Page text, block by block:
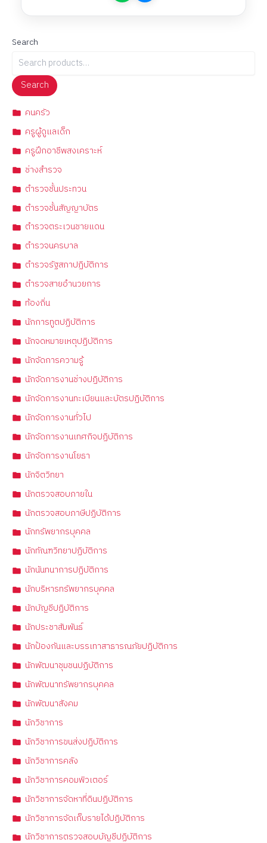
Search
Search
คนครัว
ครูผู้ดูแลเด็ก
ครูฝึกอาชีพสงเคราะห์
ช่างสำรวจ
ตำรวจชั้นประทวน
ตำรวจชั้นสัญญาบัตร
ตำรวจตระเวนชายแดน
ตำรวจนครบาล
ตำรวจรัฐสภาปฏิบัติการ
ตำรวจสายอำนวยการ
ท้องถิ่น
นักการทูตปฏิบัติการ
นักจดหมายเหตุปฏิบัติการ
นักจัดการความรู้
นักจัดการงานช่างปฏิบัติการ
นักจัดการงานทะเบียนและบัตรปฏิบัติการ
นักจัดการงานทั่วไป
นักจัดการงานเทศกิจปฏิบัติการ
นักจัดการงานโยธา
นักจิตวิทยา
นักตรวจสอบภายใน
นักตรวจสอบภาษีปฏิบัติการ
นักทรัพยากรบุคคล
นักทัณฑวิทยาปฏิบัติการ
นักนันทนาการปฏิบัติการ
นักบริหารทรัพยากรบุคคล
นักบัญชีปฏิบัติการ
นักประชาสัมพันธ์
นักป้องกันและบรรเทาสาธารณภัยปฏิบัติการ
นักพัฒนาชุมชนปฏิบัติการ
นักพัฒนาทรัพยากรบุคคล
นักพัฒนาสังคม
นักวิชาการ
นักวิชาการขนส่งปฏิบัติการ
นักวิชาการคลัง
นักวิชาการคอมพิวเตอร์
นักวิชาการจัดหาที่ดินปฏิบัติการ
นักวิชาการจัดเก็บรายได้ปฏิบัติการ
นักวิชาการตรวจสอบบัญชีปฏิบัติการ